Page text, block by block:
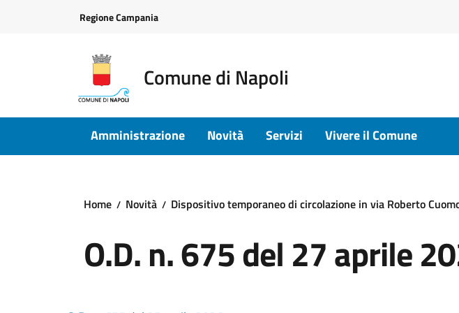
Regione Campania
Comune di Napoli
Amministrazione Novità Servizi Vivere il Comune
Home Novità Dispositivo temporaneo di circolazione in via Roberto
O.D. n. 675 del 27 aprile